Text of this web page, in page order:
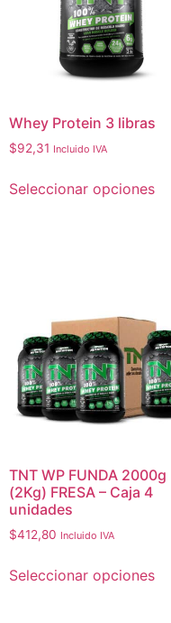
Whey Protein 3 libras
$92,31 Incluido IVA
Seleccionar opciones
TNT WP FUNDA 2000g
(2Kg) FRESA – Caja 4
unidades
$412,80 Incluido IVA
Seleccionar opciones